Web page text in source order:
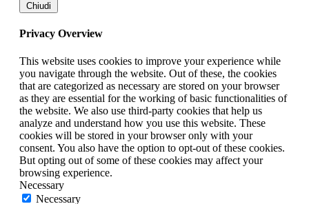
Chiudi
Privacy Overview
This website uses cookies to improve your experience while
you navigate through the website. Out of these, the cookies
that are categorized as necessary are stored on your browser
as they are essential for the working of basic functionalities of
the website. We also use third-party cookies that help us
analyze and understand how you use this website. These
cookies will be stored in your browser only with your
consent. You also have the option to opt-out of these cookies.
But opting out of some of these cookies may affect your
browsing experience.
Necessary
Necessary